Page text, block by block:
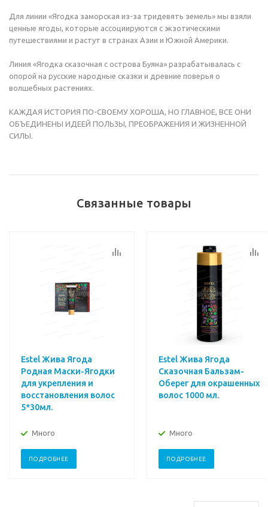
Для линии «Ягодка заморская из-за тридевять земель» мы взяли
ценные ягоды, которые ассоциируются с экзотическими
путешествиями и растут в странах Азии и Южной Америки.
Линия «Ягодка сказочная с острова Буяна» разрабатывалась с
опорой на русские народные сказки и древние поверья о
волшебных растениях.
КАЖДАЯ ИСТОРИЯ ПО-СВОЕМУ ХОРОША, НО ГЛАВНОЕ, ВСЕ ОНИ
ОБЪЕДИНЕНЫ ИДЕЕЙ ПОЛЬЗЫ, ПРЕОБРАЖЕНИЯ И ЖИЗНЕННОЙ
СИЛЫ.
Связанные товары
Estel Жива Ягода
Родная Маски-Ягодки
для укрепления и
восстановления волос
5*30мл.
Много
ПОДРОБНЕЕ
Estel Жива Ягода
Сказочная Бальзам-
Оберег для окрашенных
волос 1000 мл.
Много
ПОДРОБНЕЕ